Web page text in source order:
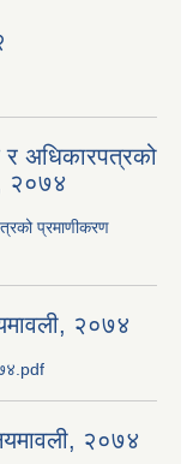
र अधिकारपत्रको
२०७४
प्रमाणीकरण
२०७४
२०७४